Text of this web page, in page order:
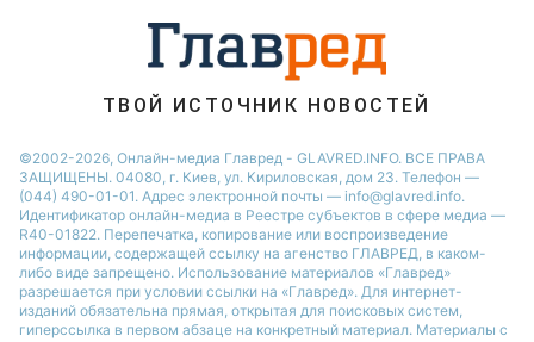
ТВОЙ ИСТОЧНИК НОВОСТЕЙ
©2002-2026, Онлайн-медиа Главред - GLAVRED.INFO. ВСЕ ПРАВА
ЗАЩИЩЕНЫ. 04080, г. Киев, ул. Кириловская, дом 23. Телефон —
(044) 490-01-01. Адрес электронной почты — info@glavred.info.
Идентификатор онлайн-медиа в Реестре cубъектов в сфере медиа —
R40-01822. Перепечатка, копирование или воспроизведение
информации, содержащей ссылку на агенство ГЛАВРЕД, в каком-
либо виде запрещено. Использование материалов «Главред»
разрешается при условии ссылки на «Главред». Для интернет-
изданий обязательна прямая, открытая для поисковых систем,
гиперссылка в первом абзаце на конкретный материал. Материалы с